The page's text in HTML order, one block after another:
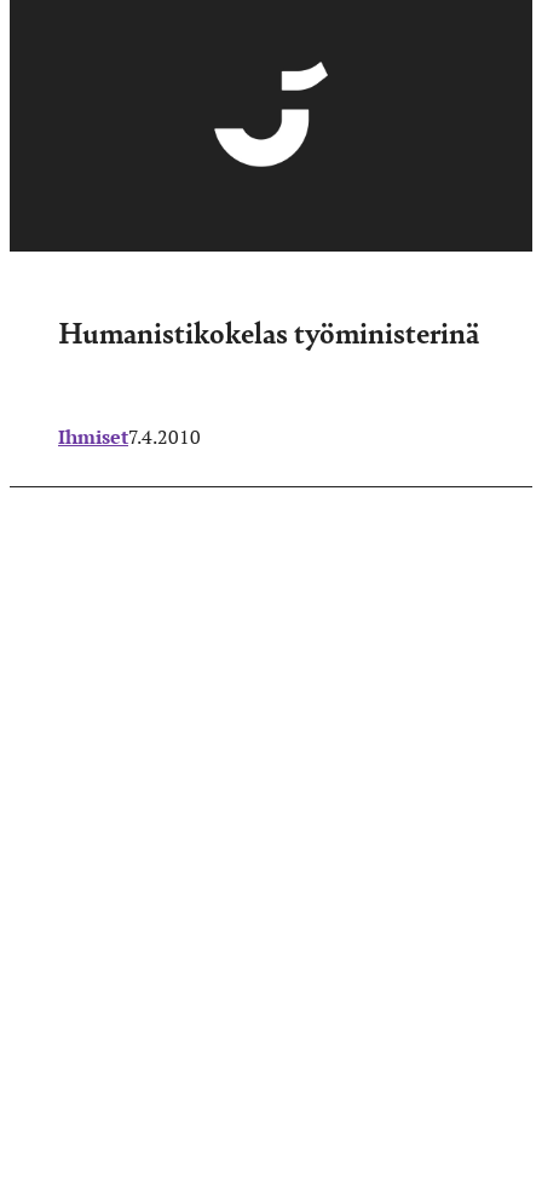
Humanistikokelas työministerinä
Ihmiset7.4.2010